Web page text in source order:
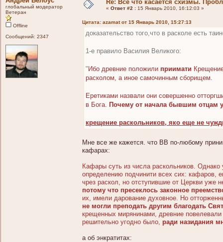
глобальный модератор
Ветеран
Offline
Сообщений: 2347
Re: Всё что касается схизмы.
« Ответ #2 : 15 Январь 2010, 16:12:03 »
Цитата: azamat от 15 Январь 2010, 15:27:13
доказательство того,что в расколе есть
1-е правило Василия Великого:
"Ибо древние положили приимати
расколом, а иное самочинным сборищем.
Еретиками назвали они совершенно
в Бога. Почему от начала бывшим отцам
крещение раскольников, яко еще не
Мне все же кажется. что ВВ по-любому
кафарах:
Кафары суть из числа раскольников.
определению подчинити всех сих: кафаров,
чрез раскол, но отступившие от Церкви уже
потому что пресеклось законное
их, имели дарование духовное. Но
не могли преподать другим благодать
крещенных мирянинами, древние
решительно угодно было, ради назидания
а об энкратитах: